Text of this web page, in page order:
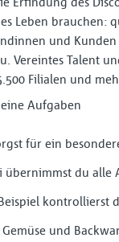
Leben brauchen:
und
Vereintes Talent
Filialen und
Aufgaben
für ein
übernimmst du alle
kontrollierst
Gemüse und